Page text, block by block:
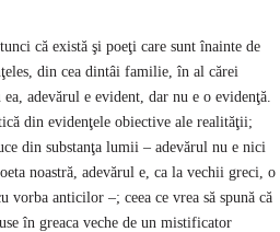
că există şi poeţi care sunt înainte de
din cea dintâi familie, în al cărei
adevărul e evident, dar nu e o evidenţă.
din evidenţele obiective ale realităţii;
din substanţa lumii – adevărul nu e nici
noastră, adevărul e, ca la vechii greci, o
vorba anticilor –; ceea ce vrea să spună că
în greaca veche de un mistificator